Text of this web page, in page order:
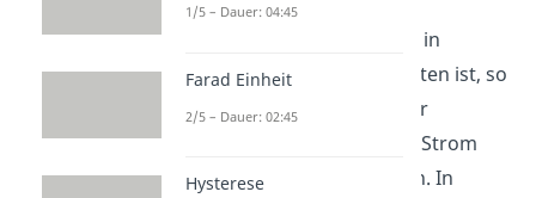
Wenn ein Motor hingegen in
Dreieckschaltung verschalten ist, so
entspricht der Strom in der
Zuleitung nicht mehr dem Strom
durch die einzelnen Spulen. In
1/5 – Dauer: 04:45
Farad Einheit
2/5 – Dauer: 02:45
Hysterese